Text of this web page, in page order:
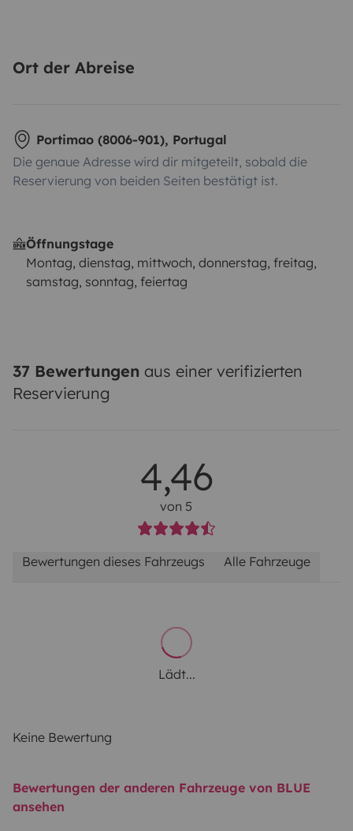
Ort der Abreise
Portimao (8006-901), Portugal
Die genaue Adresse wird dir mitgeteilt, sobald die
Reservierung von beiden Seiten bestätigt ist.
Öffnungstage
Montag, dienstag, mittwoch, donnerstag, freitag,
samstag, sonntag, feiertag
37 Bewertungen aus einer verifizierten
Reservierung
4,46
von 5
Bewertungen dieses Fahrzeugs Alle Fahrzeuge
Lädt...
Keine Bewertung
Bewertungen der anderen Fahrzeuge von BLUE
ansehen